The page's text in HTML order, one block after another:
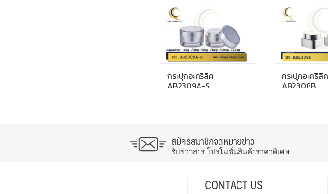
กระปุกอะคริลิค
AB2309A-S
กระปุกอะคริลิค
AB2308B
สมัครสมาชิกจดหมายข่าว
รับข่าวสาร โปรโมชั่นสินค้าราคาพิเศษ
CONTACT US